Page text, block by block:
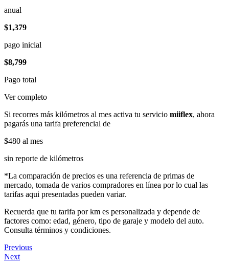
anual
$1,379
pago inicial
$8,799
Pago total
Ver completo
Si recorres más kilómetros al mes activa tu servicio miiflex, ahora
pagarás una tarifa preferencial de
$480 al mes
sin reporte de kilómetros
*La comparación de precios es una referencia de primas de
mercado, tomada de varios compradores en línea por lo cual las
tarifas aqui presentadas pueden variar.
Recuerda que tu tarifa por km es personalizada y depende de
factores como: edad, género, tipo de garaje y modelo del auto.
Consulta términos y condiciones.
Previous
Next